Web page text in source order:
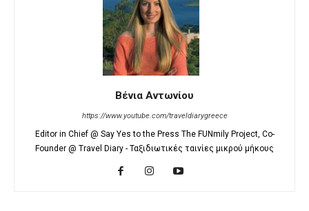
Βένια Αντωνίου
https://www.youtube.com/traveldiarygreece
Editor in Chief @ Say Yes to the Press The FUNmily Project, Co-
Founder @ Travel Diary - Ταξιδιωτικές ταινίες μικρού μήκους